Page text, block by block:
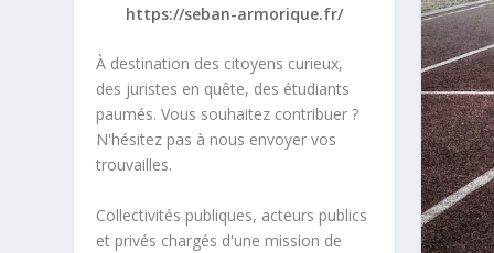
https://seban-armorique.fr/
À destination des citoyens curieux,
des juristes en quête, des étudiants
paumés. Vous souhaitez contribuer ?
N'hésitez pas à nous envoyer vos
trouvailles.
Collectivités publiques, acteurs publics
et privés chargés d'une mission de